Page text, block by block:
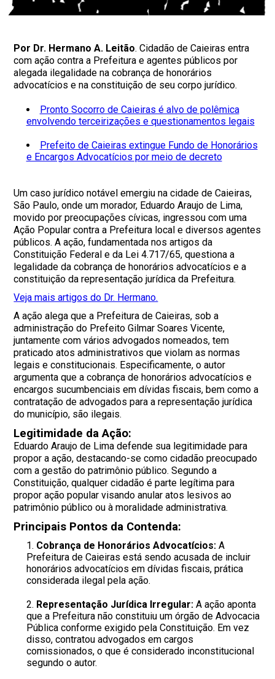
Por Dr. Hermano A. Leitão. Cidadão de Caieiras entra
com ação contra a Prefeitura e agentes públicos por
alegada ilegalidade na cobrança de honorários
advocatícios e na constituição de seu corpo jurídico.
Pronto Socorro de Caieiras é alvo de polêmica
envolvendo terceirizações e questionamentos legais
Prefeito de Caieiras extingue Fundo de Honorários
e Encargos Advocatícios por meio de decreto
Um caso jurídico notável emergiu na cidade de Caieiras,
São Paulo, onde um morador, Eduardo Araujo de Lima,
movido por preocupações cívicas, ingressou com uma
Ação Popular contra a Prefeitura local e diversos agentes
públicos. A ação, fundamentada nos artigos da
Constituição Federal e da Lei 4.717/65, questiona a
legalidade da cobrança de honorários advocatícios e a
constituição da representação jurídica da Prefeitura.
Veja mais artigos do Dr. Hermano.
A ação alega que a Prefeitura de Caieiras, sob a
administração do Prefeito Gilmar Soares Vicente,
juntamente com vários advogados nomeados, tem
praticado atos administrativos que violam as normas
legais e constitucionais. Especificamente, o autor
argumenta que a cobrança de honorários advocatícios e
encargos sucumbenciais em dívidas fiscais, bem como a
contratação de advogados para a representação jurídica
do município, são ilegais.
Legitimidade da Ação:
Eduardo Araujo de Lima defende sua legitimidade para
propor a ação, destacando-se como cidadão preocupado
com a gestão do patrimônio público. Segundo a
Constituição, qualquer cidadão é parte legítima para
propor ação popular visando anular atos lesivos ao
patrimônio público ou à moralidade administrativa.
Principais Pontos da Contenda:
Cobrança de Honorários Advocatícios:A
Prefeitura de Caieiras está sendo acusada de incluir
honorários advocatícios em dívidas fiscais, prática
considerada ilegal pela ação.
Representação Jurídica Irregular:A ação aponta
que a Prefeitura não constituiu um órgão de Advocacia
Pública conforme exigido pela Constituição. Em vez
disso, contratou advogados em cargos
comissionados, o que é considerado inconstitucional
segundo o autor.